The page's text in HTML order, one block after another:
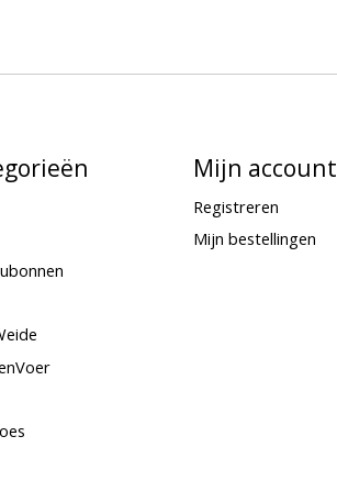
Mijn account
Registreren
Mijn bestellingen